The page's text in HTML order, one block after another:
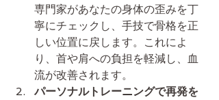
専門家があなたの身体の歪みを丁
寧にチェックし、手技で骨格を正
しい位置に戻します。これによ
り、首や肩への負担を軽減し、血
流が改善されます。
パーソナルトレーニングで再発を